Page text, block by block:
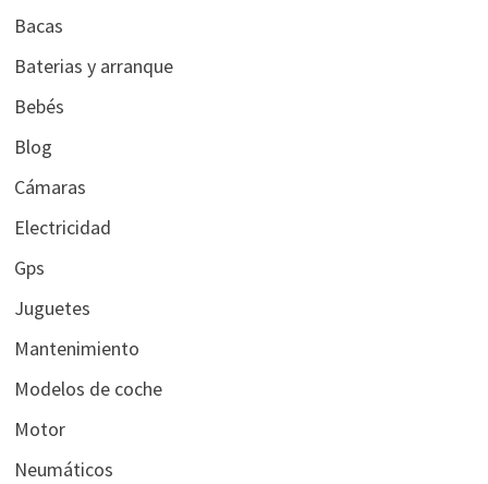
Bacas
Baterias y arranque
Bebés
Blog
Cámaras
Electricidad
Gps
Juguetes
Mantenimiento
Modelos de coche
Motor
Neumáticos